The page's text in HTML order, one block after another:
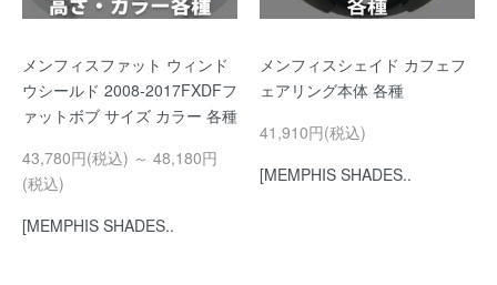
メンフィスファット ウィンド
ウシールド 2008-2017FXDFフ
ァットボブ サイズ カラー 各種
43,780円(税込) ～ 48,180円
(税込)
[MEMPHIS SHADES..
メンフィスシェイド カフェフ
ェアリング本体 各種
41,910円(税込)
[MEMPHIS SHADES..